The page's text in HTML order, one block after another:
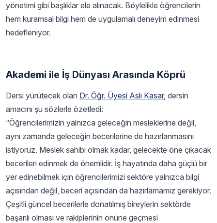
yönetimi gibi başlıklar ele alınacak. Böylelikle öğrencilerin
hem kuramsal bilgi hem de uygulamalı deneyim edinmesi
hedefleniyor.
Akademi ile İş Dünyası Arasında Köprü
Dersi yürütecek olan Dr. Öğr. Üyesi Aslı Kasar, dersin
amacını şu sözlerle özetledi:
“Öğrencilerimizin yalnızca geleceğin mesleklerine değil,
aynı zamanda geleceğin becerilerine de hazırlanmasını
istiyoruz. Meslek sahibi olmak kadar, gelecekte öne çıkacak
becerileri edinmek de önemlidir. İş hayatında daha güçlü bir
yer edinebilmek için öğrencilerimizi sektöre yalnızca bilgi
açısından değil, beceri açısından da hazırlamamız gerekiyor.
Çeşitli güncel becerilerle donatılmış bireylerin sektörde
başarılı olması ve rakiplerinin önüne geçmesi